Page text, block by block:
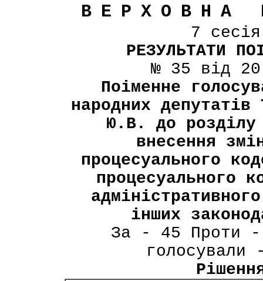
ВЕРХОВНА
7
РЕЗУЛЬТАТИ
№ 35 від
Поіменне
народних
Ю.В. до
внесення
процесуального
процесуального
інших
За - 45 Проти -